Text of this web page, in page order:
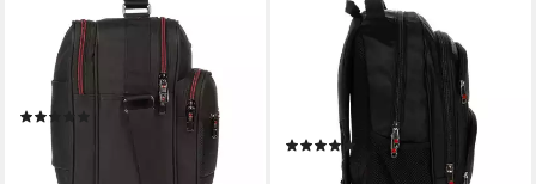
CHRISTIAN WIPPERMANN
Businesstasche Flugbegleiter
Arbeitstasche Messenger
Umhänger (einzeln)
34,95 €
-30%
CHRISTIAN WIPPERMANN
Rucksack City Rucksack
Schule Arbeit & Freizeit Bag
DINA 4 (1 tlg), Outdoor
Schulrucksack Sport
38,95 € 49,95 €